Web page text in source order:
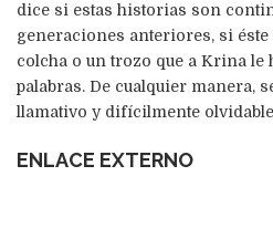
dice si estas historias son
generaciones anteriores, si
colcha o un trozo que a Krina le
palabras. De cualquier manera,
llamativo y difícilmente
ENLACE EXTERNO